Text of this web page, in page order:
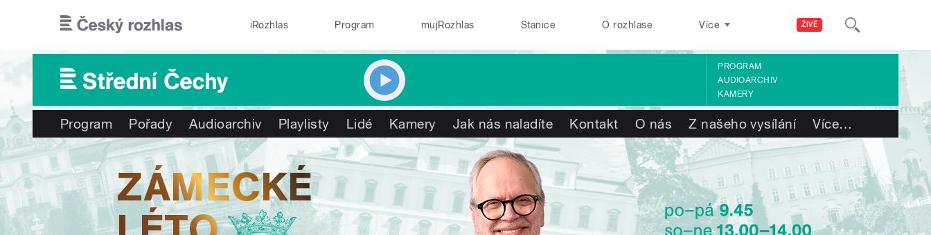
ŽIVĚ
iRozhlas Program mujRozhlas Stanice O rozhlase Více
PROGRAM
AUDIOARCHIV
KAMERY
Program Pořady Audioarchiv Playlisty Lidé Kamery Jak nás naladíte Kontakt O nás Z našeho vysílání Více…